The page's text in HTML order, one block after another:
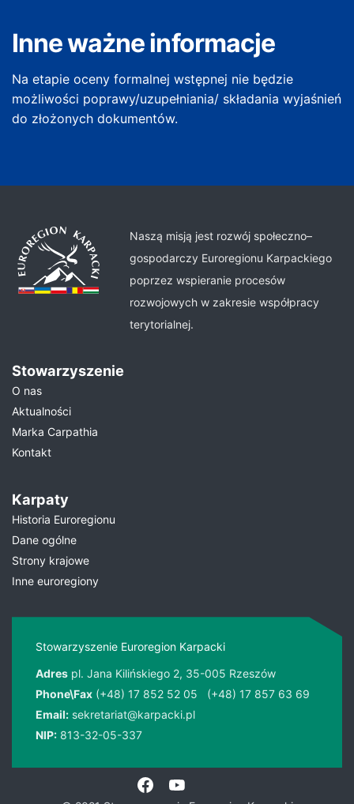
Inne ważne informacje
Na etapie oceny formalnej wstępnej nie będzie
możliwości poprawy/uzupełniania/ składania wyjaśnień
do złożonych dokumentów.
Naszą misją jest rozwój społeczno–
gospodarczy Euroregionu Karpackiego
poprzez wspieranie procesów
rozwojowych w zakresie współpracy
terytorialnej.
Stowarzyszenie
O nas
Aktualności
Marka Carpathia
Kontakt
Karpaty
Historia Euroregionu
Dane ogólne
Strony krajowe
Inne euroregiony
Stowarzyszenie Euroregion Karpacki
Adres pl. Jana Kilińskiego 2, 35-005 Rzeszów
Phone\Fax (+48) 17 852 52 05
(+48) 17 857 63 69
Email: sekretariat@karpacki.pl
NIP: 813-32-05-337